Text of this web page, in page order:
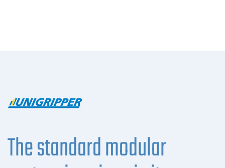
The standard modular